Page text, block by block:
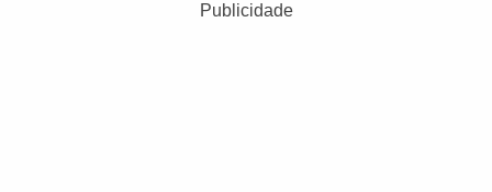
Publicidade